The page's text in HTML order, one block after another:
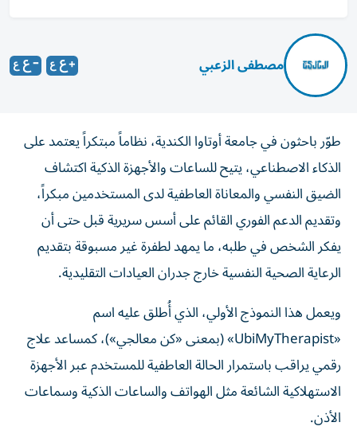
مصطفى الزعبي
طوّر باحثون في جامعة أوتاوا الكندية، نظاماً مبتكراً يعتمد على
الذكاء الاصطناعي، يتيح للساعات والأجهزة الذكية اكتشاف
الضيق النفسي والمعاناة العاطفية لدى المستخدمين مبكراً،
وتقديم الدعم الفوري القائم على أسس سريرية قبل حتى أن
يفكر الشخص في طلبه، ما يمهد لطفرة غير مسبوقة بتقديم
الرعاية الصحية النفسية خارج جدران العيادات التقليدية.
ويعمل هذا النموذج الأولي، الذي أُطلق عليه اسم
«UbiMyTherapist» (بمعنى «كن معالجي»)، كمساعد علاج
رقمي يراقب باستمرار الحالة العاطفية للمستخدم عبر الأجهزة
الاستهلاكية الشائعة مثل الهواتف والساعات الذكية وسماعات
الأذن.